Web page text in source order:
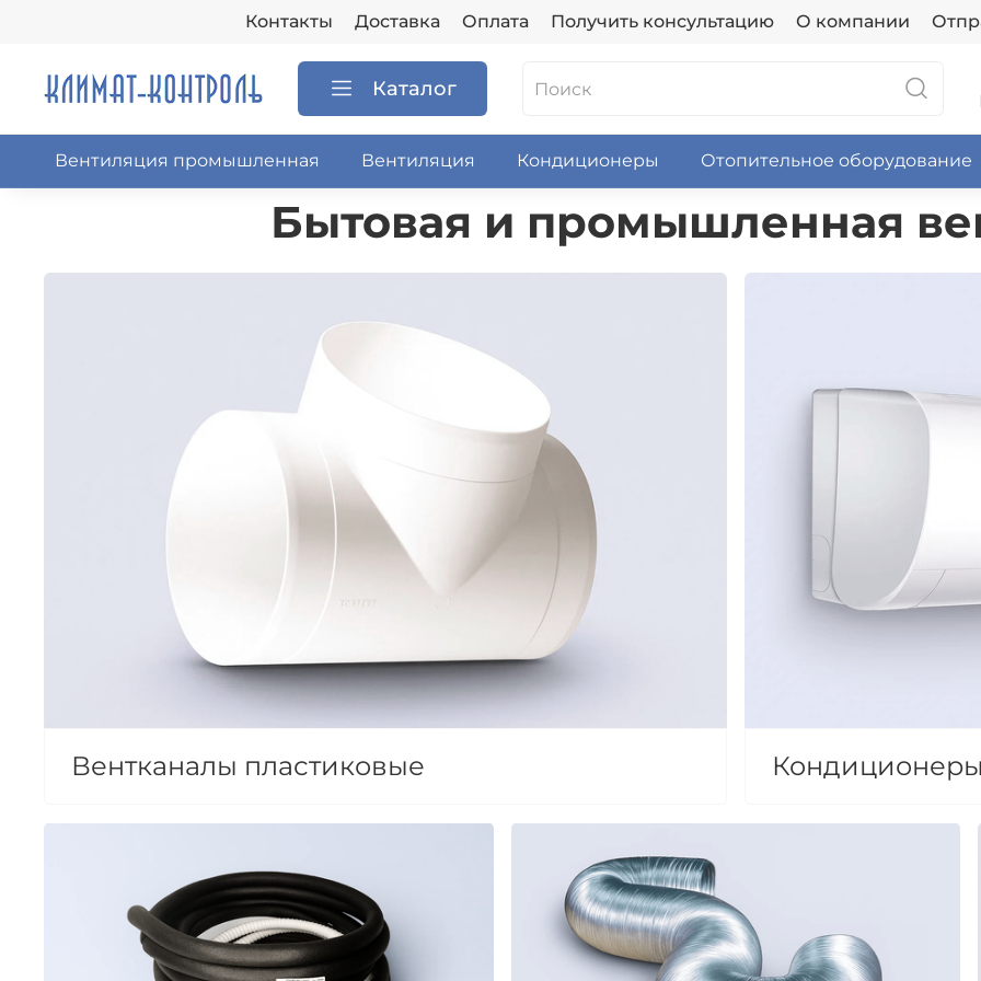
Контакты Доставка Оплата Получить консультацию О компании
Каталог
Вентиляция промышленная Вентиляция Кондиционеры Отопительное оборудование
Бытовая и промышленная
Вентканалы пластиковые